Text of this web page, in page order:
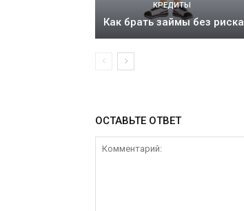
КРЕДИТЫ
Как брать займы без риска
ОСТАВЬТЕ ОТВЕТ